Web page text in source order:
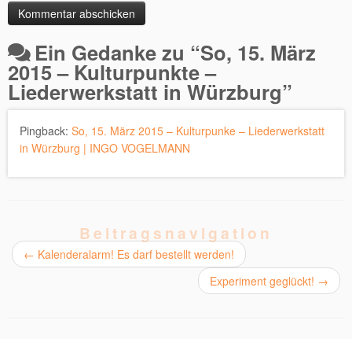
Ein Gedanke zu “So, 15. März
2015 – Kulturpunkte –
Liederwerkstatt in Würzburg”
Pingback: So, 15. März 2015 – Kulturpunke – Liederwerkstatt
in Würzburg | INGO VOGELMANN
Beitragsnavigation
← Kalenderalarm! Es darf bestellt werden!
Experiment geglückt! →